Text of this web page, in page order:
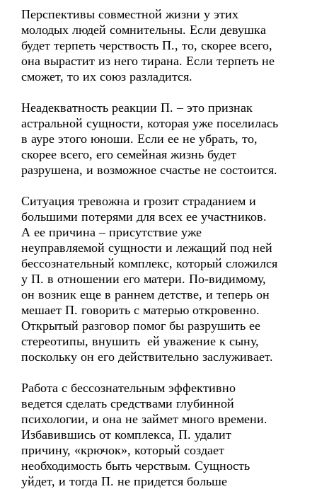
Перспективы совместной жизни у этих
молодых людей сомнительны. Если девушка
будет терпеть черствость П., то, скорее всего,
она вырастит из него тирана. Если терпеть не
сможет, то их союз разладится.
Неадекватность реакции П. – это признак
астральной сущности, которая уже поселилась
в ауре этого юноши. Если ее не убрать, то,
скорее всего, его семейная жизнь будет
разрушена, и возможное счастье не состоится.
Ситуация тревожна и грозит страданием и
большими потерями для всех ее участников.
А ее причина – присутствие уже
неуправляемой сущности и лежащий под ней
бессознательный комплекс, который сложился
у П. в отношении его матери. По-видимому,
он возник еще в раннем детстве, и теперь он
мешает П. говорить с матерью откровенно.
Открытый разговор помог бы разрушить ее
стереотипы, внушить ей уважение к сыну,
поскольку он его действительно заслуживает.
Работа с бессознательным эффективно
ведется сделать средствами глубинной
психологии, и она не займет много времени.
Избавившись от комплекса, П. удалит
причину, «крючок», который создает
необходимость быть черствым. Сущность
уйдет, и тогда П. не придется больше